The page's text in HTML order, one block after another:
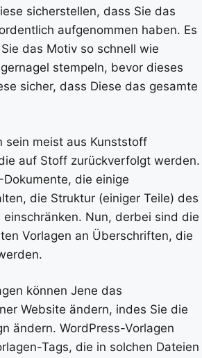
sicherstellen, dass Sie das
aufgenommen haben. Es
das Motiv so schnell wie
stempeln, bevor dieses
sicher, dass Diese das gesamte
sein meist aus Kunststoff
auf Stoff zurückverfolgt werden.
die einige
die Struktur (einiger Teile) des
Nun, derbei sind die
Vorlagen an Überschriften, die
können Jene das
Website ändern, indes Sie die
ändern. WordPress-Vorlagen
Tags, die in solchen Dateien